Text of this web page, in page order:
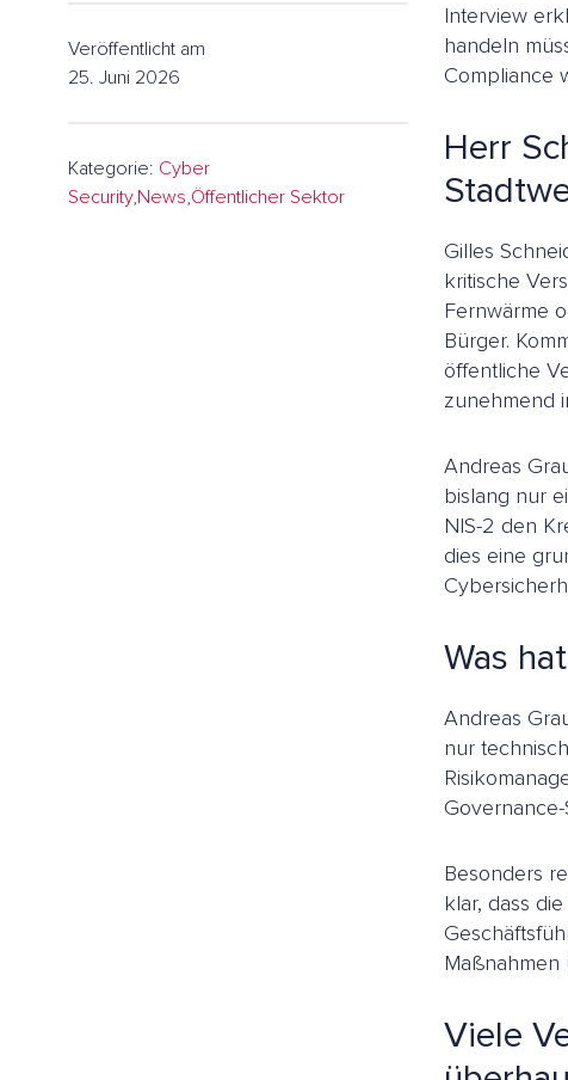
Veröffentlicht am
25. Juni 2026
Kategorie: Cyber
Security,News,Öffentlicher Sektor
Interview
handeln
Compliance
Herr
Gilles
kritische
Fernwärme
Bürger.
öffentliche
zunehmend
Andreas
bislang nur
NIS-2 den
dies eine
Was
Andreas
nur
Besonders
klar, dass
Viele